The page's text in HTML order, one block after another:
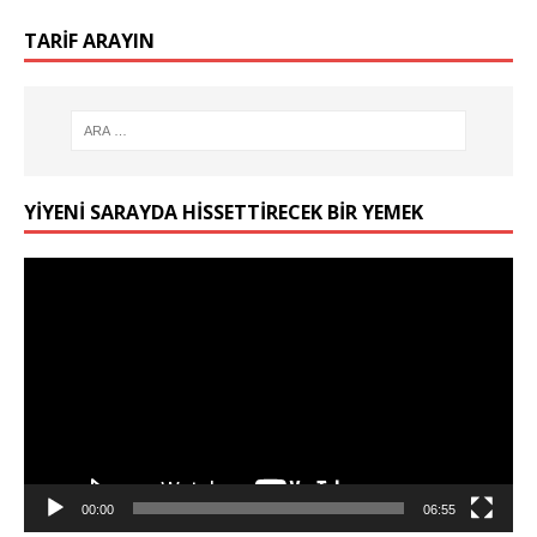
TARIF ARAYIN
YIYENI SARAYDA HISSETTIRECEK BIR YEMEK
00:00 06:55